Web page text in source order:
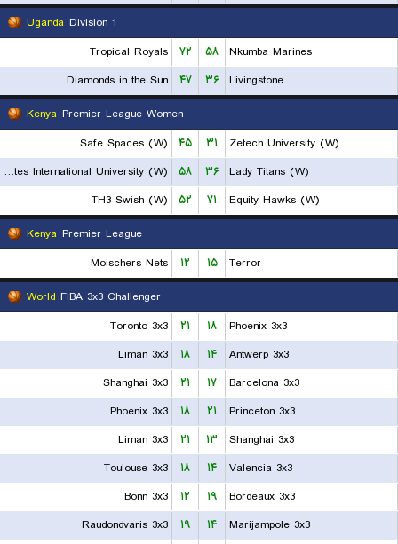
Uganda Division 1
Tropical Royals
۷۲ ۵۸
Nkumba Marines
Diamonds in the Sun
۴۷ ۳۶
Livingstone
Kenya Premier League Women
Safe Spaces (W)
۴۵ ۳۱
Zetech University (W)
United States International University (W)
۵۸ ۳۶
Lady Titans (W)
TH3 Swish (W)
۵۲ ۷۱
Equity Hawks (W)
Kenya Premier League
Moischers Nets
۱۲ ۱۵
Terror
World FIBA 3x3 Challenger
Toronto 3x3
۲۱ ۱۸
Phoenix 3x3
Liman 3x3
۱۸ ۱۴
Antwerp 3x3
Shanghai 3x3
۲۱ ۱۷
Barcelona 3x3
Phoenix 3x3
۱۸ ۲۱
Princeton 3x3
Liman 3x3
۲۱ ۱۳
Shanghai 3x3
Toulouse 3x3
۱۸ ۱۴
Valencia 3x3
Bonn 3x3
۱۲ ۱۹
Bordeaux 3x3
Raudondvaris 3x3
۱۹ ۱۴
Marijampole 3x3